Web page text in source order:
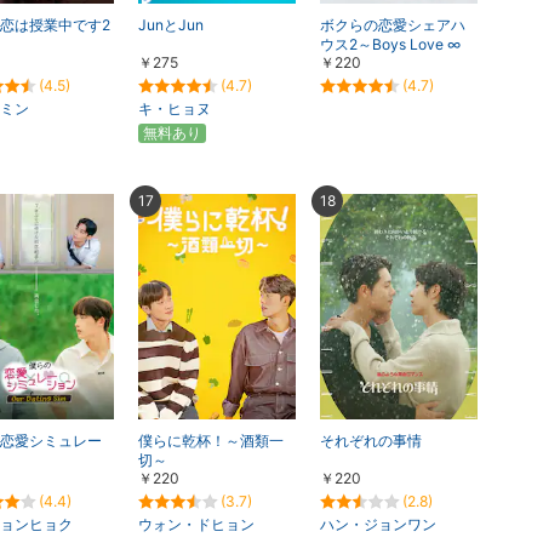
は授業中です2
(4.5)
ン
JunとJun
￥275
(4.7)
キ・ヒョヌ
無料あり
ボクらの恋愛シェアハ
ウス2～Boys Love ∞
（アンリミテッド）～
￥220
(4.7)
愛シミュレー
(4.4)
ンヒョク
僕らに乾杯！～酒類一
切～
￥220
(3.7)
ウォン・ドヒョン
17
それぞれの事情
￥220
(2.8)
ハン・ジョンワン
18